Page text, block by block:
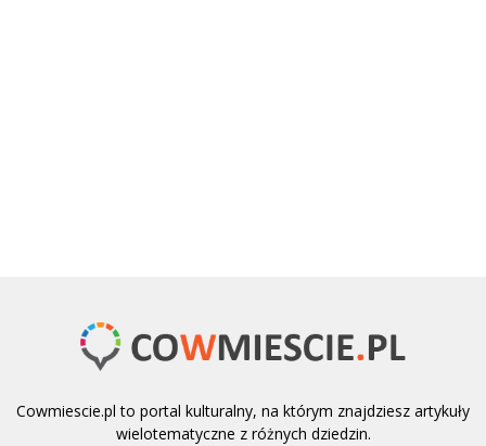
Cowmiescie.pl to portal kulturalny, na którym znajdziesz artykuły
wielotematyczne z różnych dziedzin.